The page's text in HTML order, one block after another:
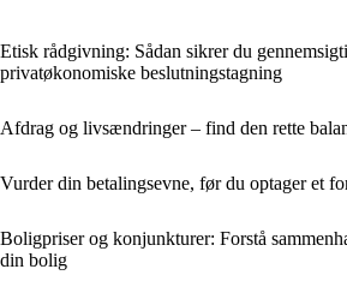
Etisk rådgivning: Sådan sikrer du
privatøkonomiske beslutningstagning
Afdrag og livsændringer – find den rette
Vurder din betalingsevne, før du optager et
Boligpriser og konjunkturer: Forstå
din bolig